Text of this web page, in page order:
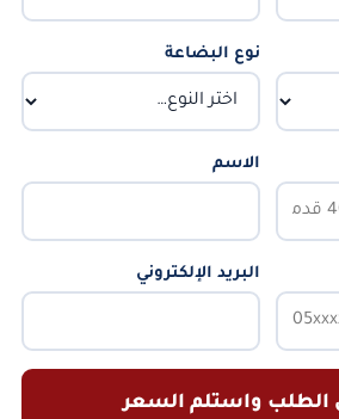
نوع البضاعة
الاسم
البريد الإلكتروني
الطلب واستلم السعر